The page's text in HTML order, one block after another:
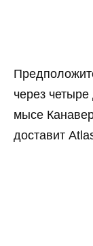
через
мысе
доставит